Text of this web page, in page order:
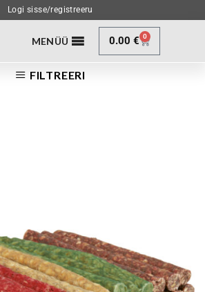
Logi sisse/registreeru
MENÜÜ 0.00€ 0
FILTREERI